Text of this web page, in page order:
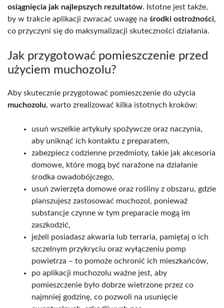
osiągnięcia jak najlepszych rezultatów. Istotne jest także,
by w trakcie aplikacji zwracać uwagę na środki ostrożności,
co przyczyni się do maksymalizacji skuteczności działania.
Jak przygotować pomieszczenie przed
użyciem muchozolu?
Aby skutecznie przygotować pomieszczenie do użycia
muchozolu, warto zrealizować kilka istotnych kroków:
usuń wszelkie artykuły spożywcze oraz naczynia,
aby uniknąć ich kontaktu z preparatem,
zabezpiecz codzienne przedmioty, takie jak akcesoria
domowe, które mogą być narażone na działanie
środka owadobójczego,
usuń zwierzęta domowe oraz rośliny z obszaru, gdzie
planszujesz zastosować muchozol, ponieważ
substancje czynne w tym preparacie mogą im
zaszkodzić,
jeżeli posiadasz akwaria lub terraria, pamiętaj o ich
szczelnym przykryciu oraz wyłączeniu pomp
powietrza – to pomoże ochronić ich mieszkańców,
po aplikacji muchozolu ważne jest, aby
pomieszczenie było dobrze wietrzone przez co
najmniej godzinę, co pozwoli na usunięcie